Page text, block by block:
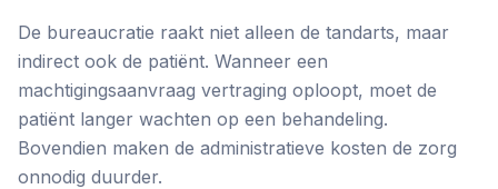
De bureaucratie raakt niet alleen de tandarts, maar
indirect ook de patiënt. Wanneer een
machtigingsaanvraag vertraging oploopt, moet de
patiënt langer wachten op een behandeling.
Bovendien maken de administratieve kosten de zorg
onnodig duurder.